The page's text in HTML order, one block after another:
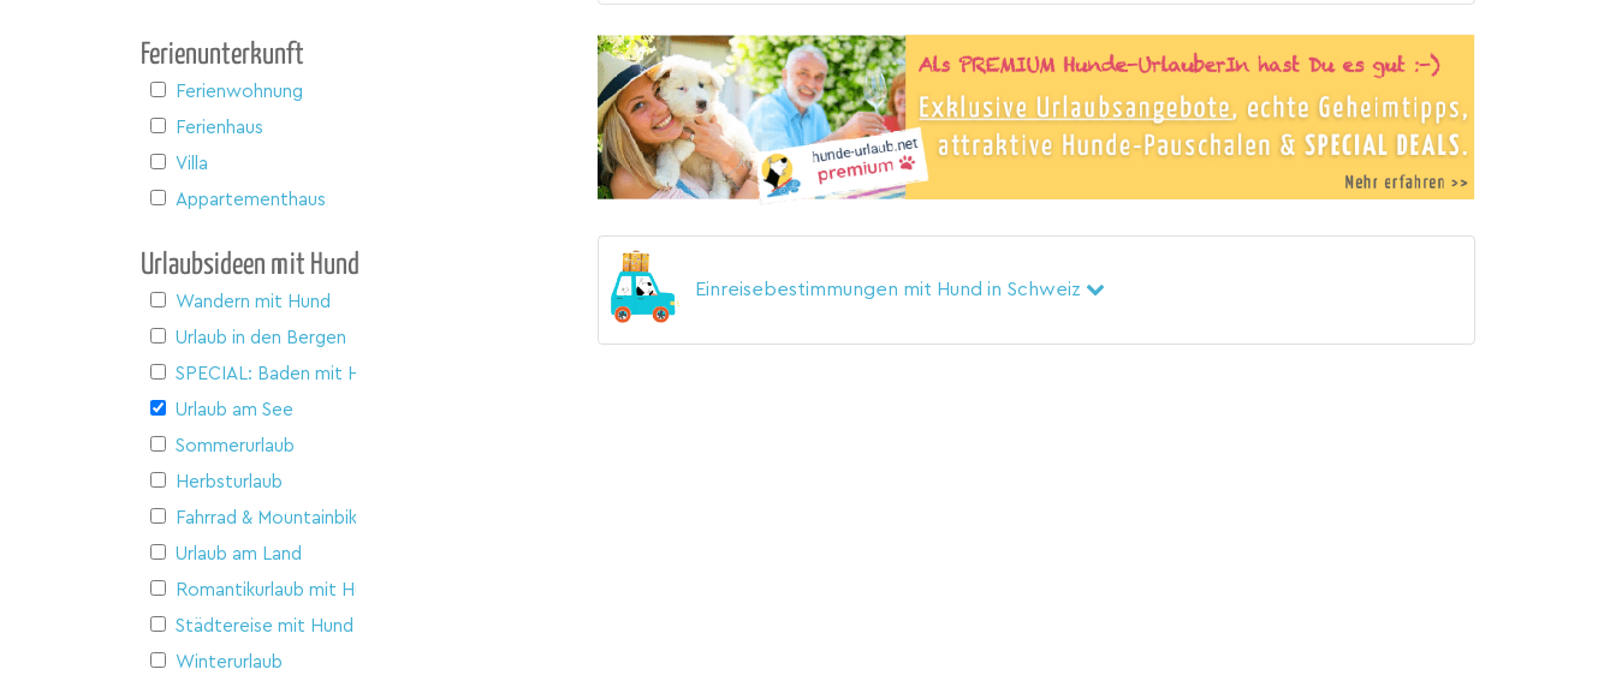
Ferienunterkunft
Ferienwohnung
Ferienhaus
Villa
Appartementhaus
Urlaubsideen mit Hund
Wandern mit Hund
Urlaub in den Bergen
SPECIAL: Baden mit Hund
Urlaub am See
Sommerurlaub
Herbsturlaub
Fahrrad & Mountainbike
Urlaub am Land
Romantikurlaub mit Hund
Städtereise mit Hund
Winterurlaub
Einreisebestimmungen mit Hund in Schweiz